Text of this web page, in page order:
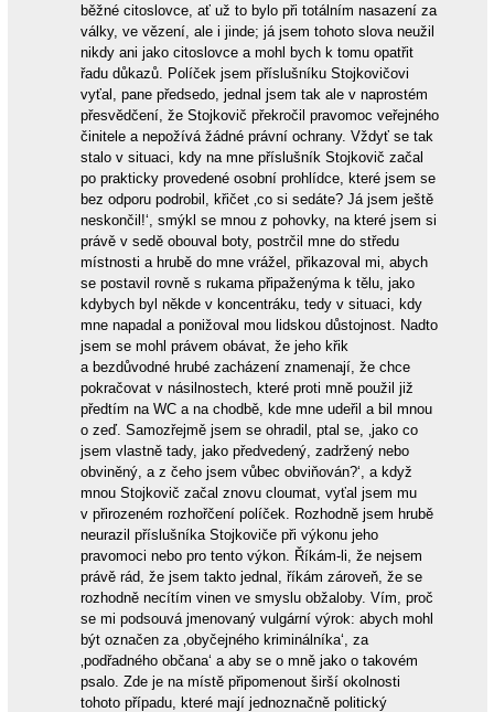
běžné citoslovce, ať už to bylo při totálním nasazení za
války, ve vězení, ale i jinde; já jsem tohoto slova neužil
nikdy ani jako citoslovce a mohl bych k tomu opatřit
řadu důkazů. Políček jsem příslušníku Stojkovičovi
vyťal, pane předsedo, jednal jsem tak ale v naprostém
přesvědčení, že Stojkovič překročil pravomoc veřejného
činitele a nepožívá žádné právní ochrany. Vždyť se tak
stalo v situaci, kdy na mne příslušník Stojkovič začal
po prakticky provedené osobní prohlídce, které jsem se
bez odporu podrobil, křičet ‚co si sedáte? Já jsem ještě
neskončil!‘, smýkl se mnou z pohovky, na které jsem si
právě v sedě obouval boty, postrčil mne do středu
místnosti a hrubě do mne vrážel, přikazoval mi, abych
se postavil rovně s rukama připaženýma k tělu, jako
kdybych byl někde v koncentráku, tedy v situaci, kdy
mne napadal a ponižoval mou lidskou důstojnost. Nadto
jsem se mohl právem obávat, že jeho křik
a bezdůvodné hrubé zacházení znamenají, že chce
pokračovat v násilnostech, které proti mně použil již
předtím na WC a na chodbě, kde mne udeřil a bil mnou
o zeď. Samozřejmě jsem se ohradil, ptal se, ‚jako co
jsem vlastně tady, jako předvedený, zadržený nebo
obviněný, a z čeho jsem vůbec obviňován?‘, a když
mnou Stojkovič začal znovu cloumat, vyťal jsem mu
v přirozeném rozhořčení políček. Rozhodně jsem hrubě
neurazil příslušníka Stojkoviče při výkonu jeho
pravomoci nebo pro tento výkon. Říkám-li, že nejsem
právě rád, že jsem takto jednal, říkám zároveň, že se
rozhodně necítím vinen ve smyslu obžaloby. Vím, proč
se mi podsouvá jmenovaný vulgární výrok: abych mohl
být označen za ‚obyčejného kriminálníka‘, za
‚podřadného občana‘ a aby se o mně jako o takovém
psalo. Zde je na místě připomenout širší okolnosti
tohoto případu, které mají jednoznačně politický